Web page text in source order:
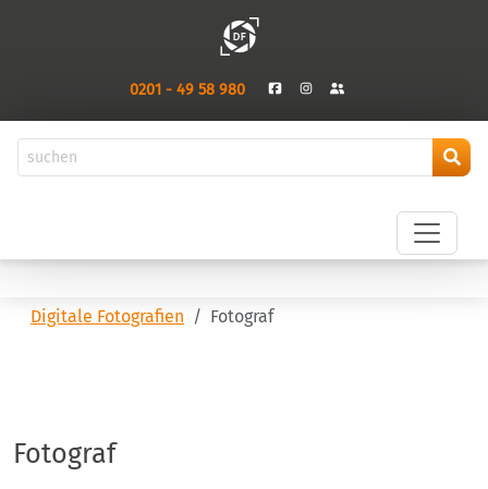
0201 - 49 58 980
Digitale Fotografien Fotograf
Fotograf